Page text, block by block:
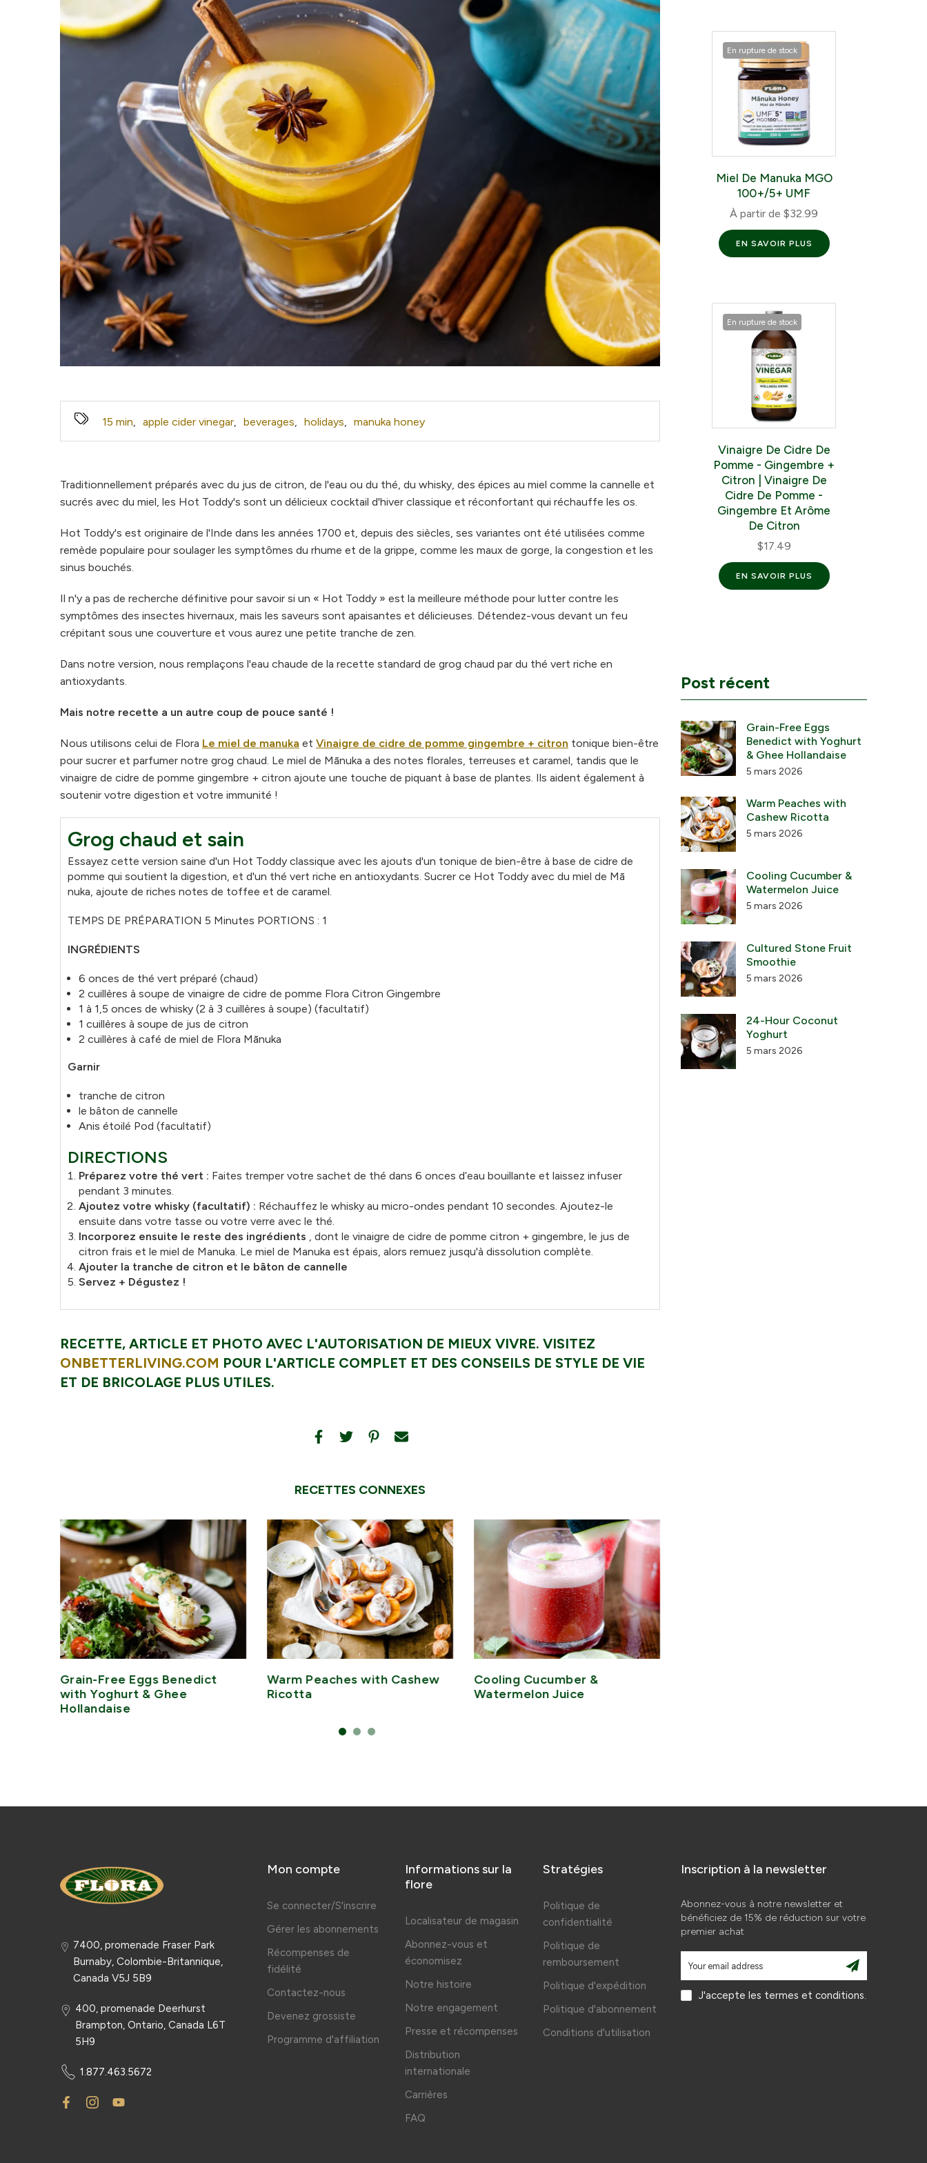
15 min, apple cider vinegar, beverages, holidays, manuka honey
Traditionnellement préparés avec du jus de citron, de l'eau ou du thé, du whisky, des épices au miel comme la cannelle et
sucrés avec du miel, les Hot Toddy's sont un délicieux cocktail d'hiver classique et réconfortant qui réchauffe les os.
Hot Toddy's est originaire de l'Inde dans les années 1700 et, depuis des siècles, ses variantes ont été utilisées comme
remède populaire pour soulager les symptômes du rhume et de la grippe, comme les maux de gorge, la congestion et les
sinus bouchés.
Il n'y a pas de recherche définitive pour savoir si un « Hot Toddy » est la meilleure méthode pour lutter contre les
symptômes des insectes hivernaux, mais les saveurs sont apaisantes et délicieuses. Détendez-vous devant un feu
crépitant sous une couverture et vous aurez une petite tranche de zen.
Dans notre version, nous remplaçons l'eau chaude de la recette standard de grog chaud par du thé vert riche en
antioxydants.
Mais notre recette a un autre coup de pouce santé !
Nous utilisons celui de Flora Le miel de manuka et Vinaigre de cidre de pomme gingembre + citron tonique bien-être
pour sucrer et parfumer notre grog chaud. Le miel de Mānuka a des notes florales, terreuses et caramel, tandis que le
vinaigre de cidre de pomme gingembre + citron ajoute une touche de piquant à base de plantes. Ils aident également à
soutenir votre digestion et votre immunité !
Grog chaud et sain
Essayez cette version saine d'un Hot Toddy classique avec les ajouts d'un tonique de bien-être à base de cidre de
pomme qui soutient la digestion, et d'un thé vert riche en antioxydants. Sucrer ce Hot Toddy avec du miel de Mā
nuka, ajoute de riches notes de toffee et de caramel.
TEMPS DE PRÉPARATION 5 Minutes PORTIONS : 1
INGRÉDIENTS
6 onces de thé vert préparé (chaud)
2 cuillères à soupe de vinaigre de cidre de pomme Flora Citron Gingembre
1 à 1,5 onces de whisky (2 à 3 cuillères à soupe) (facultatif)
1 cuillères à soupe de jus de citron
2 cuillères à café de miel de Flora Mānuka
Garnir
tranche de citron
le bâton de cannelle
Anis étoilé Pod (facultatif)
DIRECTIONS
Préparez votre thé vert : Faites tremper votre sachet de thé dans 6 onces d’eau bouillante et laissez infuser
pendant 3 minutes.
Ajoutez votre whisky (facultatif) : Réchauffez le whisky au micro-ondes pendant 10 secondes. Ajoutez-le
ensuite dans votre tasse ou votre verre avec le thé.
Incorporez ensuite le reste des ingrédients , dont le vinaigre de cidre de pomme citron + gingembre, le jus de
citron frais et le miel de Manuka. Le miel de Manuka est épais, alors remuez jusqu'à dissolution complète.
Ajouter la tranche de citron et le bâton de cannelle
Servez + Dégustez !
RECETTE, ARTICLE ET PHOTO AVEC L'AUTORISATION DE MIEUX VIVRE. VISITEZ
ONBETTERLIVING.COM POUR L'ARTICLE COMPLET ET DES CONSEILS DE STYLE DE VIE
ET ​​DE BRICOLAGE PLUS UTILES.
RECETTES CONNEXES
Grain-Free Eggs Benedict
with Yoghurt & Ghee
Hollandaise
Warm Peaches with Cashew
Ricotta
Cooling Cucumber &
Watermelon Juice
En rupture de stock
Miel De Manuka MGO
100+/5+ UMF
À partir de $32.99
EN SAVOIR PLUS
En rupture de stock
Vinaigre De Cidre De
Pomme - Gingembre +
Citron | Vinaigre De
Cidre De Pomme -
Gingembre Et Arôme
De Citron
$17.49
EN SAVOIR PLUS
Post récent
Grain-Free Eggs
Benedict with Yoghurt
& Ghee Hollandaise
5 mars 2026
Warm Peaches with
Cashew Ricotta
5 mars 2026
Cooling Cucumber &
Watermelon Juice
5 mars 2026
Cultured Stone Fruit
Smoothie
5 mars 2026
24-Hour Coconut
Yoghurt
5 mars 2026
7400, promenade Fraser Park
Burnaby, Colombie-Britannique,
Canada V5J 5B9
400, promenade Deerhurst
Brampton, Ontario, Canada L6T
5H9
1.877.463.5672
Mon compte
Se connecter/S'inscrire
Gérer les abonnements
Récompenses de
fidélité
Contactez-nous
Devenez grossiste
Programme d'affiliation
Informations sur la
flore
Localisateur de magasin
Abonnez-vous et
économisez
Notre histoire
Notre engagement
Presse et récompenses
Distribution
internationale
Carrières
FAQ
Stratégies
Politique de
confidentialité
Politique de
remboursement
Politique d'expédition
Politique d'abonnement
Conditions d'utilisation
Inscription à la newsletter
Abonnez-vous à notre newsletter et
bénéficiez de 15% de réduction sur votre
premier achat
J'accepte les termes et conditions.